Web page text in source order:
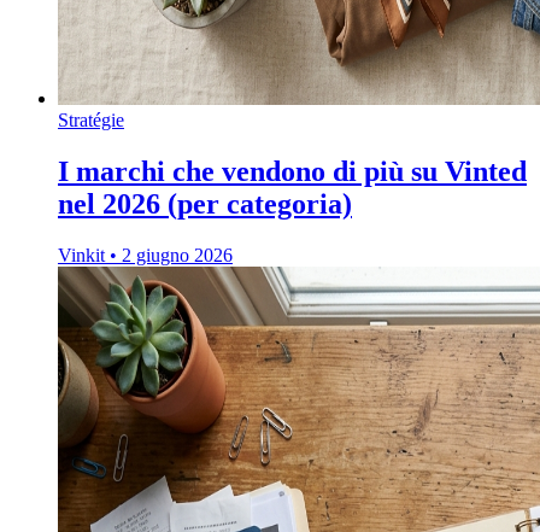
Stratégie
I marchi che vendono di più su Vinted
nel 2026 (per categoria)
Vinkit • 2 giugno 2026